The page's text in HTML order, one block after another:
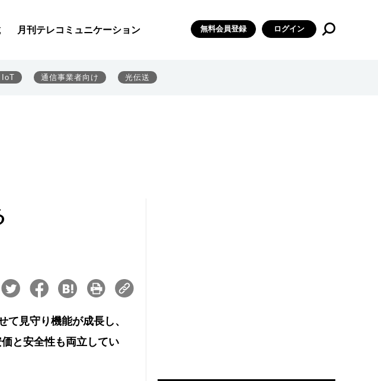
月刊テレコミュニケーション 無料会員登録 ログイン
IoT 通信事業者向け 光伝送
見守り機能が成長し、
と安全性も両立してい